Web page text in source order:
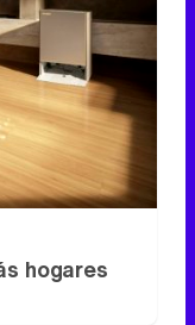
hogares